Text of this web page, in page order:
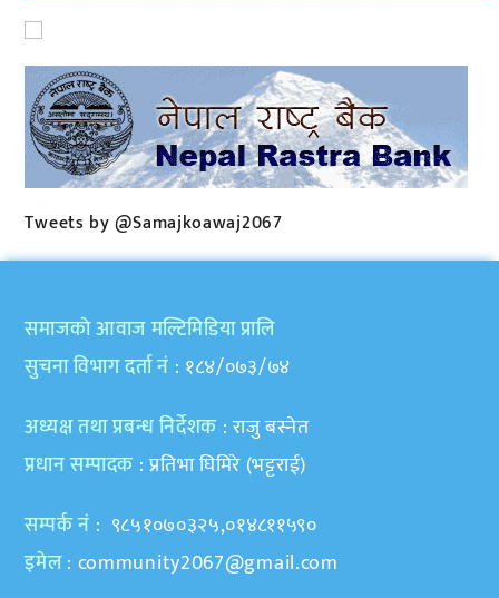
Tweets by @Samajkoawaj2067
समाजकाे आवाज मल्टिमिडिया प्रालि
सुचना विभाग दर्ता नं : १८४/०७३/७४
अध्यक्ष तथा प्रबन्ध निर्देशक : राजु बस्नेत
प्रधान सम्पादक : प्रतिभा घिमिरे (भट्टराई)
सम्पर्क नं : ९८५१०७०३२५,०१४८११५९०
इमेल: community2067@gmail.com